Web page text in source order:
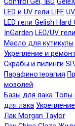
Control Gel, IBD
LED и UV гели LIFE
LED гели Gelish Hard
InGarden LED/UV
Масло для кутикулы
Укрепление и
Скрабы и пилинги
Парафинотерапия
мозолей
Базы для лака Топы
для лака
Лак Morgan Taylor